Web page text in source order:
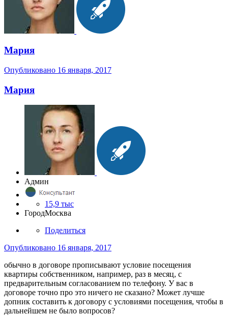
Мария
Опубликовано 16 января, 2017
Мария
Админ
15,9 тыс
ГородМосква
Поделиться
Опубликовано 16 января, 2017
обычно в договоре прописывают условие посещения
квартиры собственником, например, раз в месяц, с
предварительным согласованием по телефону. У вас в
договоре точно про это ничего не сказано? Может лучше
допник составить к договору с условиями посещения, чтобы в
дальнейшем не было вопросов?